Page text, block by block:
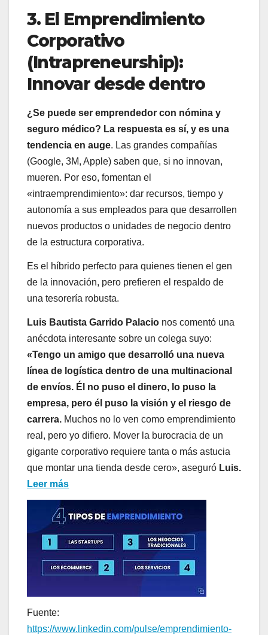
3. El Emprendimiento
Corporativo
(Intrapreneurship):
Innovar desde dentro
¿Se puede ser emprendedor con nómina y
seguro médico? La respuesta es sí, y es una
tendencia en auge. Las grandes compañías
(Google, 3M, Apple) saben que, si no innovan,
mueren. Por eso, fomentan el
«intraemprendimiento»: dar recursos, tiempo y
autonomía a sus empleados para que desarrollen
nuevos productos o unidades de negocio dentro
de la estructura corporativa.
Es el híbrido perfecto para quienes tienen el gen
de la innovación, pero prefieren el respaldo de
una tesorería robusta.
Luis Bautista Garrido Palacio nos comentó una
anécdota interesante sobre un colega suyo:
«Tengo un amigo que desarrolló una nueva
línea de logística dentro de una multinacional
de envíos. Él no puso el dinero, lo puso la
empresa, pero él puso la visión y el riesgo de
carrera. Muchos no lo ven como emprendimiento
real, pero yo difiero. Mover la burocracia de un
gigante corporativo requiere tanta o más astucia
que montar una tienda desde cero», aseguró Luis.
Leer más
Fuente:
https://www.linkedin.com/pulse/emprendimiento-